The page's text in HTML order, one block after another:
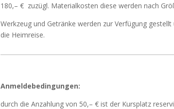
180,– € zuzügl. Materialkosten diese werden nach
Werkzeug und Getränke werden zur Verfügung
die Heimreise.
Anmeldebedingungen:
durch die Anzahlung von 50,– € ist der Kursplatz